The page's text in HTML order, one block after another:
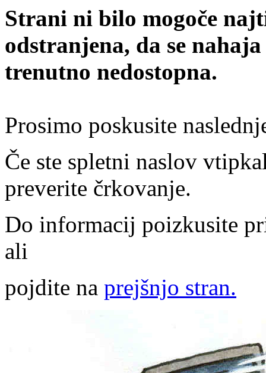
Strani ni bilo mogoče
odstranjena, da se
trenutno nedostopna.
Prosimo poskusite
Če ste spletni naslov
preverite črkovanje.
Do informacij poizkusite
ali
pojdite na prejšnjo stran.